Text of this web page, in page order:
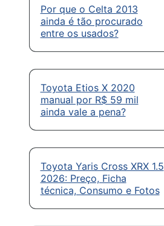
Por que o Celta 2013
ainda é tão procurado
entre os usados?
Toyota Etios X 2020
manual por R$ 59 mil
ainda vale a pena?
Toyota Yaris Cross XRX 1.5
2026: Preço, Ficha
técnica, Consumo e Fotos